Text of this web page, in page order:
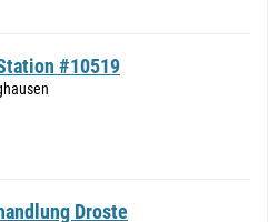
#10519
Droste